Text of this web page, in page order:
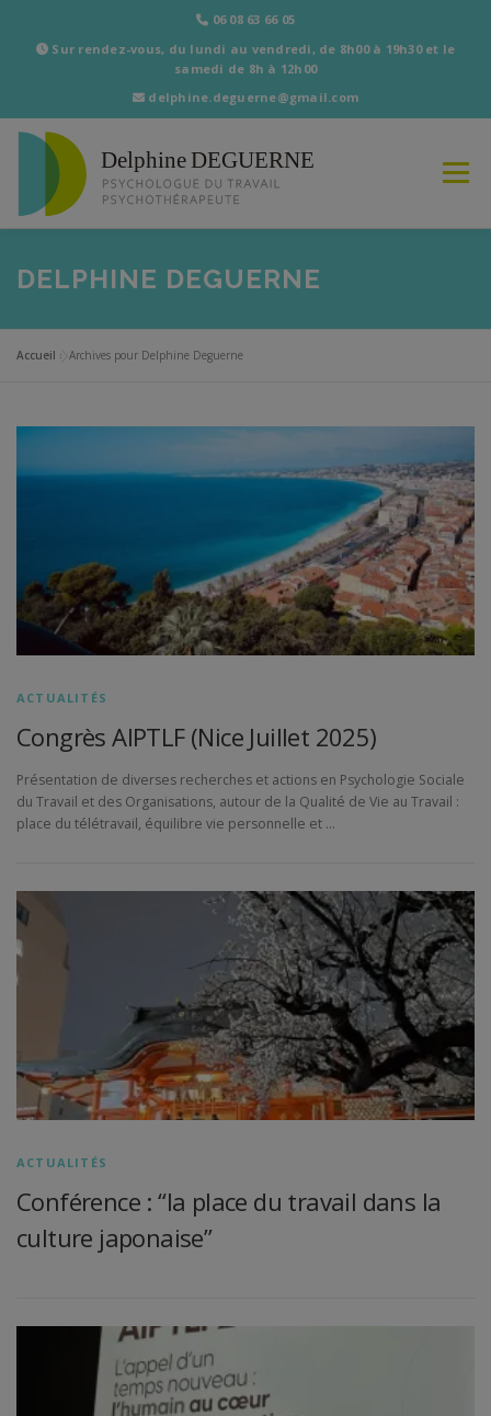
06 08 63 66 05
Sur rendez-vous, du lundi au vendredi, de 8h00 à 19h30 et le
samedi de 8h à 12h00
delphine.deguerne@gmail.com
Aller
Menu
ACCUEIL A PROPOS SERVICES
DELPHINE DEGUERNE
Accueil » Archives pour Delphine Deguerne
ACTUALITÉS
Congrès AIPTLF (Nice Juillet 2025)
Présentation de diverses recherches et actions en Psychologie Sociale
du Travail et des Organisations, autour de la Qualité de Vie au Travail :
place du télétravail, équilibre vie personnelle et …
ACTUALITÉS
Conférence : “la place du travail dans la
culture japonaise”